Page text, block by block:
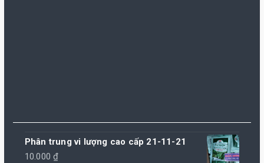
Phân trung vi lượng cao cấp 21-11-21
10.000₫